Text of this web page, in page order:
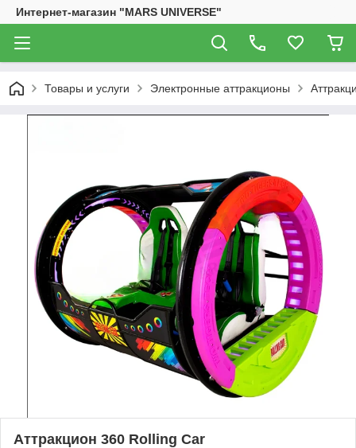
Интернет-магазин "MARS UNIVERSE"
Товары и услуги Электронные аттракционы
Аттракцион 360 Rolling Car